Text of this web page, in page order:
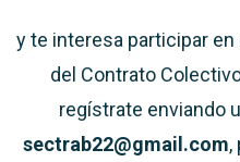
y te interesa participar
del Contrato
regístrate enviando
sectrab22@gmail.com,